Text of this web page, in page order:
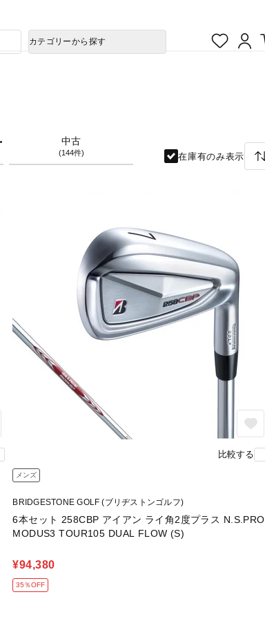
ロ
カテゴリーから探す
中古
(144件) 在庫有のみ表示
比較する
メンズ
BRIDGESTONE GOLF (ブリヂストンゴルフ)
6本セット 258CBP アイアン ライ角2度プラス N.S.PRO
MODUS3 TOUR105 DUAL FLOW (S)
¥94,380
35％OFF